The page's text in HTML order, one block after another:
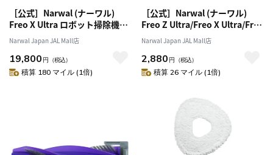
［公式］Narwal (ナーワル)
Freo X Ultra ロボット掃除機用
アクセサリーセット
Narwal Japan JAL Mall店
19,800 円 （税込）
積算 180 マイル (1倍)
［公式］Narwal (ナーワル)
Freo Z Ultra/Freo X Ultra/Freo
X Plus 用ダストボックスフィル
ター (2個入り)
Narwal Japan JAL Mall店
2,880 円 （税込）
積算 26 マイル (1倍)